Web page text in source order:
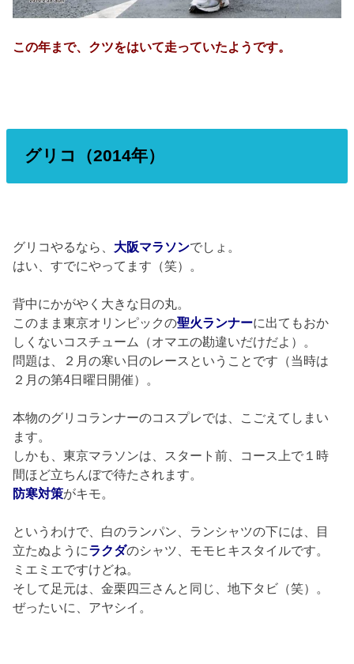
この年まで、クツをはいて走っていたようです。
グリコ（2014年）
グリコやるなら、 大阪マラソンでしょ。
はい、すでにやってます（笑）。
背中にかがやく大きな日の丸。
このまま東京オリンピックの聖火ランナーに出てもおか
しくないコスチューム（オマエの勘違いだけだよ）。
問題は、２月の寒い日のレースということです（当時は
２月の第4日曜日開催）。
本物のグリコランナーのコスプレでは、こごえてしまい
ます。
しかも、東京マラソンは、スタート前、コース上で１時
間ほど立ちんぼで待たされます。
防寒対策がキモ。
というわけで、白のランパン、ランシャツの下には、目
立たぬようにラクダのシャツ、モモヒキスタイルです。
ミエミエですけどね。
そして足元は、金栗四三さんと同じ、地下タビ（笑）。
ぜったいに、アヤシイ。